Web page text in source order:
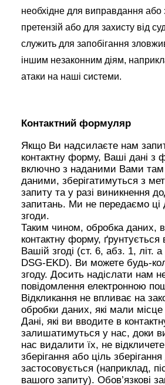
необхідне для виправдання або
претензій або для захисту від
служить для запобігання
іншим незаконним діям,
атаки на наші системи.
Контактний формуляр
Якщо Ви надсилаєте нам
контактну форму, Ваші дані з
включно з наданими Вами там
даними, зберігатимуться з
запиту та у разі виникнення
запитань. Ми не передаємо ці
згоди.
Таким чином, обробка даних,
контактну форму,
Вашій згоді (ст. 6, абз. 1, літ.
DSG-EKD). Ви можете будь-
згоду. Досить надіслати нам
повідомлення електронною
Відкликання не впливає на
обробки даних, які мали місце
Дані, які ви вводите в
залишатимуться у нас, доки
нас видалити їх, не
зберігання або ціль
застосовується (наприклад,
вашого запиту). Обов’язкові